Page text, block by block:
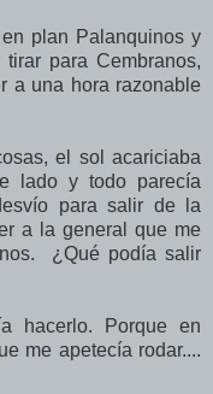
plan Palanquinos y
para Cembranos,
a una hora razonable
el sol acariciaba
lado y todo parecía
para salir de la
a la general que me
¿Qué podía salir
hacerlo. Porque en
me apetecía rodar....